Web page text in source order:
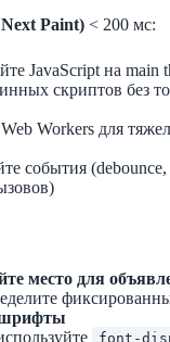
Paint) < 200 мс:
JavaScript на main
скриптов без
Workers для
события (debounce,
место для
шрифты
font-